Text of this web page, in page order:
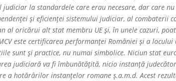
judiciar la standardele care erau necesare, dar care
şi eficienţei sistemului judiciar, al combaterii
al oricărui alt stat membru UE şi, în unele cazuri,
este certificarea performanței României şi a
sunt şi practice, nu numai simbolice. Niciun stat
judiciară va fi îmbunătăţită, nicio instanţă
a hotărârilor instanţelor romane ş.a.m.d. Acest